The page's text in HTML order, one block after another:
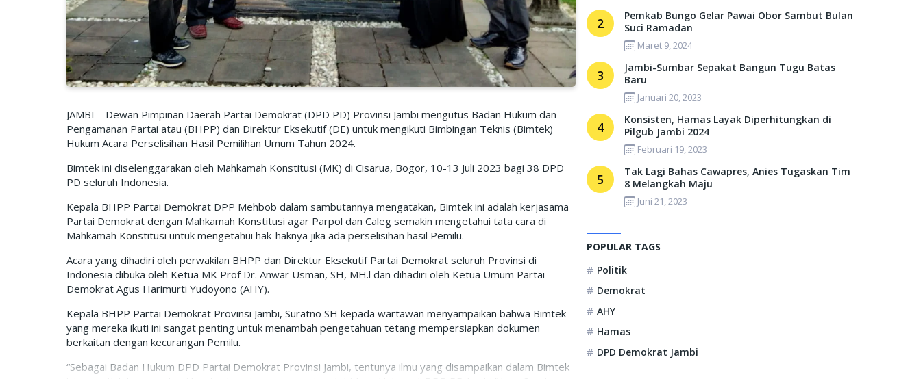
JAMBI – Dewan Pimpinan Daerah Partai Demokrat (DPD PD) Provinsi Jambi mengutus Badan Hukum dan
Pengamanan Partai atau (BHPP) dan Direktur Eksekutif (DE) untuk mengikuti Bimbingan Teknis (Bimtek)
Hukum Acara Perselisihan Hasil Pemilihan Umum Tahun 2024.
Bimtek ini diselenggarakan oleh Mahkamah Konstitusi (MK) di Cisarua, Bogor, 10-13 Juli 2023 bagi 38 DPD
PD seluruh Indonesia.
Kepala BHPP Partai Demokrat DPP Mehbob dalam sambutannya mengatakan, Bimtek ini adalah kerjasama
Partai Demokrat dengan Mahkamah Konstitusi agar Parpol dan Caleg semakin mengetahui tata cara di
Mahkamah Konstitusi untuk mengetahui hak-haknya jika ada perselisihan hasil Pemilu.
Acara yang dihadiri oleh perwakilan BHPP dan Direktur Eksekutif Partai Demokrat seluruh Provinsi di
Indonesia dibuka oleh Ketua MK Prof Dr. Anwar Usman, SH, MH.l dan dihadiri oleh Ketua Umum Partai
Demokrat Agus Harimurti Yudoyono (AHY).
Kepala BHPP Partai Demokrat Provinsi Jambi, Suratno SH kepada wartawan menyampaikan bahwa Bimtek
yang mereka ikuti ini sangat penting untuk menambah pengetahuan tetang mempersiapkan dokumen
berkaitan dengan kecurangan Pemilu.
“Sebagai Badan Hukum DPD Partai Demokrat Provinsi Jambi, tentunya ilmu yang disampaikan dalam Bimtek
2
Pemkab Bungo Gelar Pawai Obor Sambut Bulan
Suci Ramadan
Maret 9, 2024
3
Jambi-Sumbar Sepakat Bangun Tugu Batas
Baru
Januari 20, 2023
4
Konsisten, Hamas Layak Diperhitungkan di
Pilgub Jambi 2024
Februari 19, 2023
5
Tak Lagi Bahas Cawapres, Anies Tugaskan Tim
8 Melangkah Maju
Juni 21, 2023
POPULAR TAGS
Politik
Demokrat
AHY
Hamas
DPD Demokrat Jambi